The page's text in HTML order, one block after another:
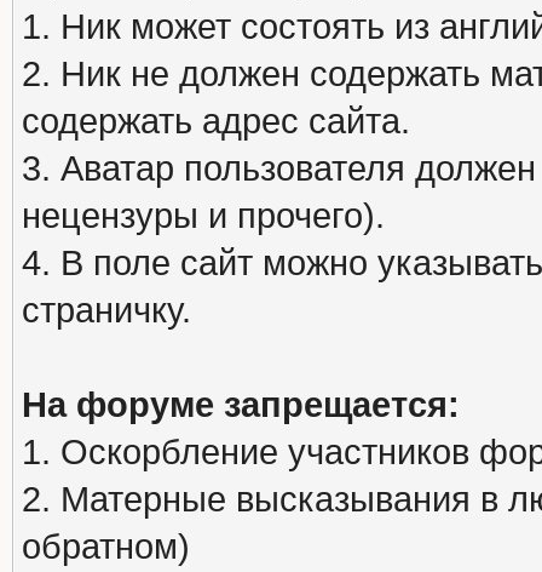
1. Ник может состоять из
2. Ник не должен содержать
содержать адрес сайта.
3. Аватар пользователя
нецензуры и прочего).
4. В поле сайт можно
страничку.
На форуме запрещается:
1. Оскорбление участников
2. Матерные высказывания в
обратном)